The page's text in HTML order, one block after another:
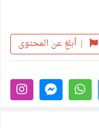
| أبلغ عن المحتوى